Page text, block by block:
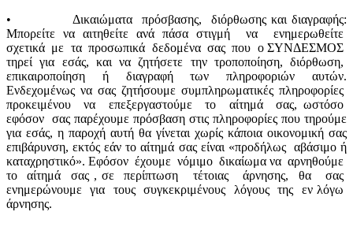
•
Δικαιώματα πρόσβασης,
διόρθωσης και διαγραφής:
Μπορείτε να αιτηθείτε ανά πάσα στιγμή
να
ενημερωθείτε
σχετικά με τα προσωπικά δεδομένα σας που ο ΣΥΝΔΕΣΜΟΣ
τηρεί για εσάς, και να ζητήσετε την τροποποίηση, διόρθωση,
επικαιροποίηση ή διαγραφή των πληροφοριών αυτών.
Ενδεχομένως να σας ζητήσουμε συμπληρωματικές πληροφορίες
προκειμένου
να επεξεργαστούμε το αίτημά
σας, ωστόσο
εφόσον σας παρέχουμε πρόσβαση στις πληροφορίες που τηρούμε
για εσάς, η παροχή αυτή θα γίνεται χωρίς κάποια οικονομική σας
επιβάρυνση, εκτός εάν το αίτημά σας είναι «προδήλως
αβάσιμο ή
καταχρηστικό». Εφόσον έχουμε νόμιμο δικαίωμα να αρνηθούμε
το
αίτημά σας , σε περίπτωση τέτοιας άρνησης, θα
σας
ενημερώνουμε
για τους συγκεκριμένους λόγους της
εν λόγω
άρνησης.